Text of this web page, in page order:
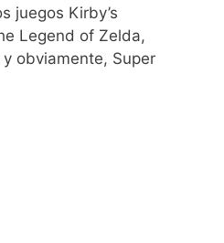
juegos Kirby’s
Legend of Zelda,
obviamente, Super